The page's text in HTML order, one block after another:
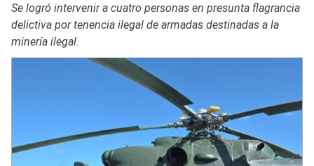
Se logró intervenir a cuatro personas en presunta flagrancia
delictiva por tenencia ilegal de armadas destinadas a la
minería ilegal.